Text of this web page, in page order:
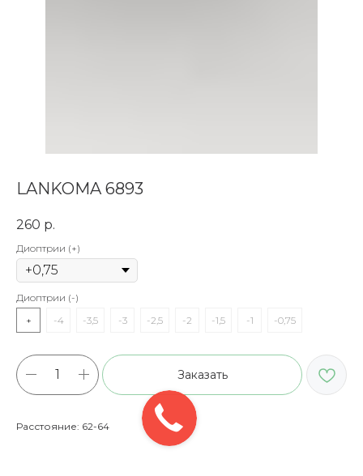
LANKOMA 6893
260 р.
Диоптрии (+)
Диоптрии (-)
+
-4 -3,5 -3 -2,5 -2 -1,5 -1 -0,75
Заказать
Расстояние: 62-64